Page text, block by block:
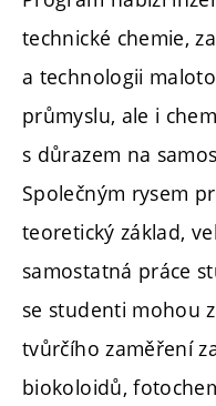
technické chemie,
a technologii
průmyslu, ale i
s důrazem na
Společným rysem
teoretický základ,
samostatná práce
se studenti mohou
tvůrčího zaměření
biokoloidů,